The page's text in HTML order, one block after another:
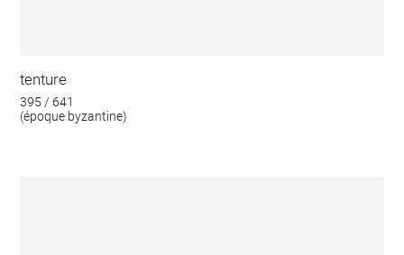
tenture
395 / 641
(époque byzantine)